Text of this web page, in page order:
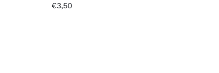
€3,50